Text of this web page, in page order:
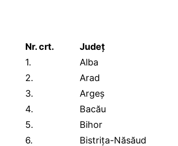
Nr. crt. Județ
1.
Alba
2.
Arad
3.
Argeș
4.
Bacău
5.
Bihor
6.
Bistrița-Năsăud